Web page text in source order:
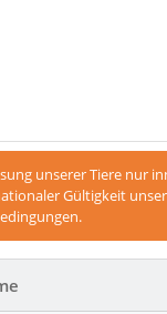
unserer Tiere nur
Gültigkeit